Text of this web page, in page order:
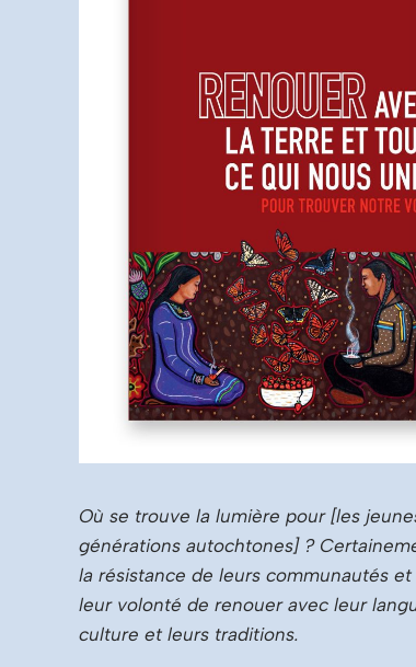
Où se trouve la lumière pour [les
générations autochtones] ?
la résistance de leurs communautés et
leur volonté de renouer avec leur
culture et leurs traditions.